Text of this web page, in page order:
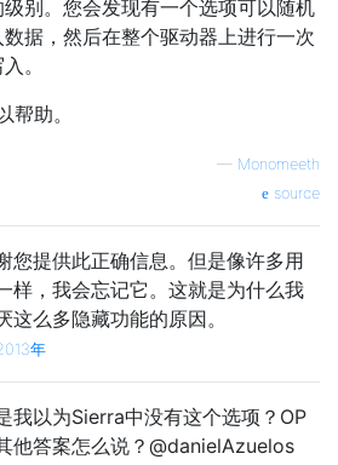
级别。您会发现有一个选项可以随机
数据，然后在整个驱动器上进行一次
。
帮助。
— Monomeeth
source
您提供此正确信息。但是像许多用
样，我会忘记它。这就是为什么我
这么多隐藏功能的原因。
年
我以为Sierra中没有这个选项？OP
他答案怎么说？@danielAzuelos